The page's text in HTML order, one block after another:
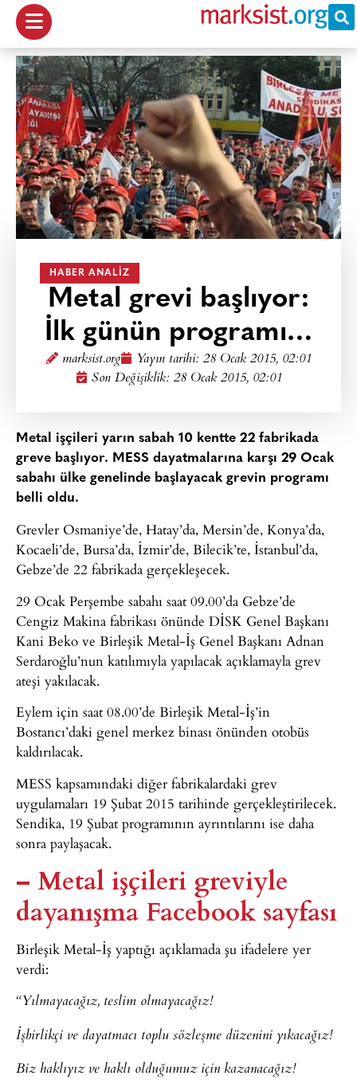
HABER ANALIZ
Metal grevi başlıyor:
İlk günün programı…
marksist.org Yayın tarihi: 28 Ocak 2015, 02:01
Son Değişiklik: 28 Ocak 2015, 02:01
Metal işçileri yarın sabah 10 kentte 22 fabrikada
greve başlıyor. MESS dayatmalarına karşı 29 Ocak
sabahı ülke genelinde başlayacak grevin programı
belli oldu.
Grevler Osmaniye’de, Hatay’da, Mersin’de, Konya’da,
Kocaeli’de, Bursa’da, İzmir’de, Bilecik’te, İstanbul’da,
Gebze’de 22 fabrikada gerçekleşecek.
29 Ocak Perşembe sabahı saat 09.00’da Gebze’de
Cengiz Makina fabrikası önünde DİSK Genel Başkanı
Kani Beko ve Birleşik Metal-İş Genel Başkanı Adnan
Serdaroğlu’nun katılımıyla yapılacak açıklamayla grev
ateşi yakılacak.
Eylem için saat 08.00’de Birleşik Metal-İş’in
Bostancı’daki genel merkez binası önünden otobüs
kaldırılacak.
MESS kapsamındaki diğer fabrikalardaki grev
uygulamaları 19 Şubat 2015 tarihinde gerçekleştirilecek.
Sendika, 19 Şubat programının ayrıntılarını ise daha
sonra paylaşacak.
– Metal işçileri greviyle
dayanışma Facebook sayfası
Birleşik Metal-İş yaptığı açıklamada şu ifadelere yer
verdi:
“Yılmayacağız, teslim olmayacağız!
İşbirlikçi ve dayatmacı toplu sözleşme düzenini yıkacağız!
Biz haklıyız ve haklı olduğumuz için kazanacağız!